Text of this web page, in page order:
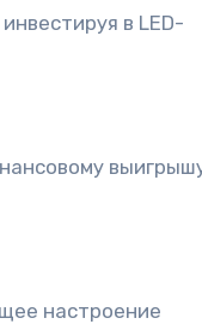
в LED-
настроение